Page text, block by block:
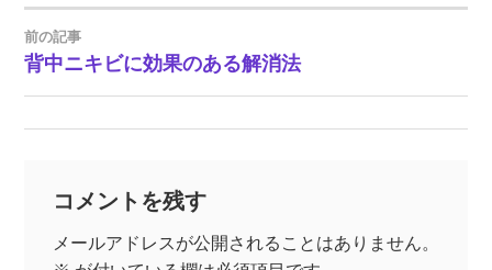
投
稿
ビ
ゲ
前の記事
背中ニキビに効果のある解消法
コメントを残す
メールアドレスが公開されることはありません。